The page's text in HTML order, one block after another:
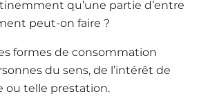
qu’une partie d’entre
peut-on faire ?
formes de consommation
du sens, de l’intérêt de
ou telle prestation.